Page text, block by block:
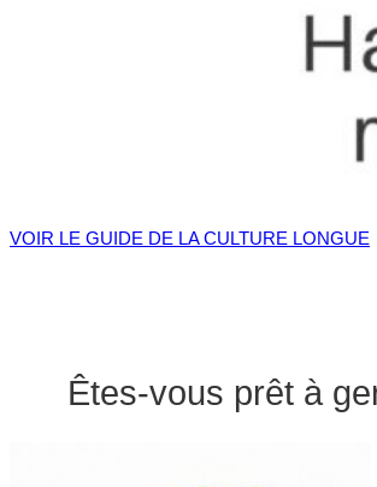
VOIR LE GUIDE DE LA CULTURE LONGUE
Êtes-vous prêt à